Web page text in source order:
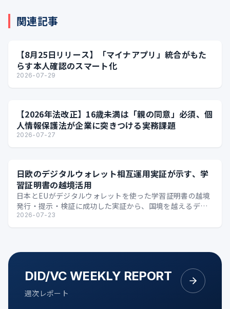
関連記事
【8月25日リリース】「マイナアプリ」統合がもた
らす本人確認のスマート化
2026-07-29
【2026年法改正】16歳未満は「親の同意」必須、個
人情報保護法が企業に突きつける実務課題
2026-07-27
日欧のデジタルウォレット相互運用実証が示す、学
習証明書の越境活用
日本とEUがデジタルウォレットを使った学習証明書の越境
発行・提示・検証に成功した実証から、国境を越えるデジ
タル証明の可能性を整理します。
2026-07-23
DID/VC WEEKLY REPORT
週次レポート